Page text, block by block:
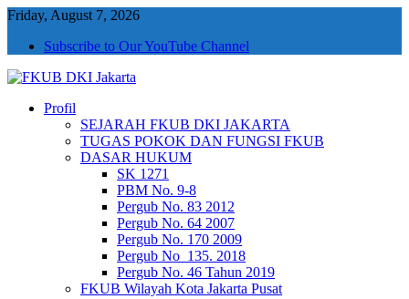
Friday, August 7, 2026
Subscribe to Our YouTube Channel
FKUB DKI Jakarta
Jakarta Aman, Jakarta Damai dan Rukun
Profil
SEJARAH FKUB DKI JAKARTA
TUGAS POKOK DAN FUNGSI FKUB
DASAR HUKUM
SK 1271
PBM No. 9-8
Pergub No. 83 2012
Pergub No. 64 2007
Pergub No. 170 2009
Pergub No_135. 2018
Pergub No. 46 Tahun 2019
FKUB Wilayah Kota Jakarta Pusat